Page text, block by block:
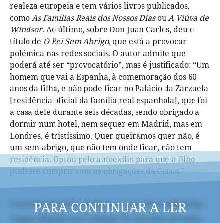
realeza europeia e tem vários livros publicados,
comoAs Famílias Reais dos Nossos DiasouA Viúva de
Windsor. Ao último, sobre Don Juan Carlos, deu o
título de O Rei Sem Abrigo, que está a provocar
polémica nas redes sociais. O autor admite que
poderá até ser “provocatório”, mas é justificado: “Um
homem que vai a Espanha, à comemoração dos 60
anos da filha, e não pode ficar no Palácio da Zarzuela
[residência oficial da família real espanhola], que foi
a casa dele durante seis décadas, sendo obrigado a
dormir num hotel, nem sequer em Madrid, mas em
Londres, é tristíssimo. Quer queiramos quer não, é
um sem-abrigo, que não tem onde ficar, não tem
residência. Optou pelo autoexílio para que o filho
pudesse cumprir com as obrigações da Coroa.”
PARA CONTINUAR A LER